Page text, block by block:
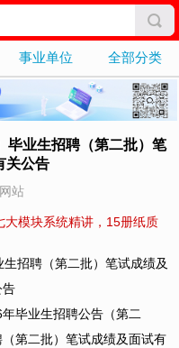
事业单位 全部分类
毕业生招聘（第二批）笔
关公告
站
大模块系统精讲，15册纸质
招聘（第二批）笔试成绩及
告
毕业生招聘公告（第二
第二批）笔试成绩及面试有